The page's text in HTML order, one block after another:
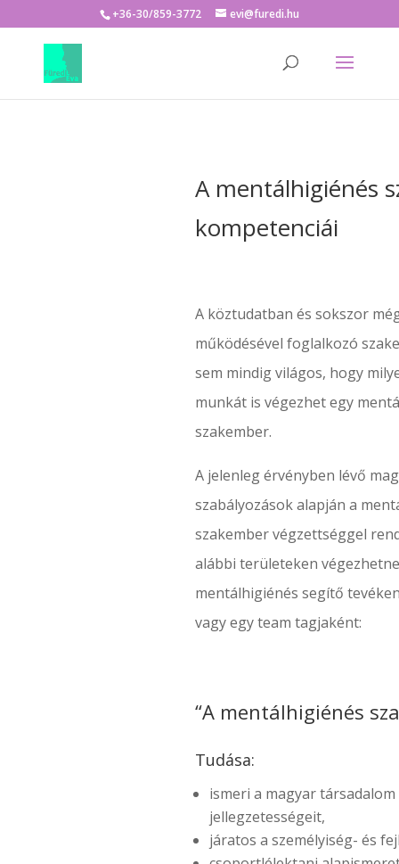
+36-30/859-3772 evi@furedi.hu
A mentálhigiénés
kompetenciái
A köztudatban és sokszor
működésével foglalkozó
sem mindig világos, hogy
munkát is végezhet egy
szakember.
A jelenleg érvényben lévő
szabályozások alapján a
szakember végzettséggel
alábbi területeken
mentálhigiénés segítő
vagy egy team tagjaként:
“A mentálhigiénés
Tudása:
ismeri a magyar
jellegzetességeit,
járatos a személyiség- és